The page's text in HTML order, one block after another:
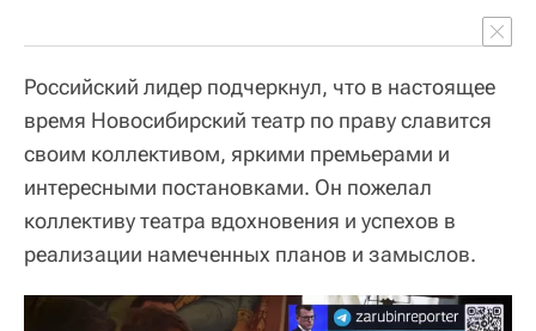
Российский лидер подчеркнул, что в настоящее
время Новосибирский театр по праву славится
своим коллективом, яркими премьерами и
интересными постановками. Он пожелал
коллективу театра вдохновения и успехов в
реализации намеченных планов и замыслов.